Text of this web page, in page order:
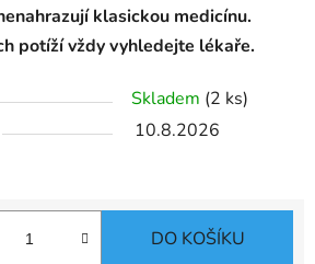
klasickou medicínu.
potíží vždy vyhledejte lékaře.
Skladem (2 ks)
10.8.2026
DO KOŠÍKU